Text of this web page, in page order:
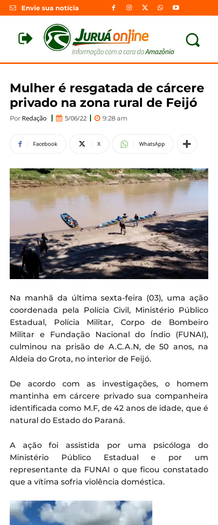
Envie sua notícia
Mulher é resgatada de cárcere
privado na zona rural de Feijó
Por Redação 5/06/22 9:28 am
Facebook X WhatsApp
Na manhã da última sexta-feira (03), uma ação
coordenada pela Polícia Civil, Ministério Público
Estadual, Polícia Militar, Corpo de Bombeiro
Militar e Fundação Nacional do Índio (FUNAI),
culminou na prisão de A.C.A.N, de 50 anos, na
Aldeia do Grota, no interior de Feijó.
De acordo com as investigações, o homem
mantinha em cárcere privado sua companheira
identificada como M.F, de 42 anos de idade, que é
natural do Estado do Paraná.
A ação foi assistida por uma psicóloga do
Ministério Público Estadual e por um
representante da FUNAI o que ficou constatado
que a vítima sofria violência doméstica.